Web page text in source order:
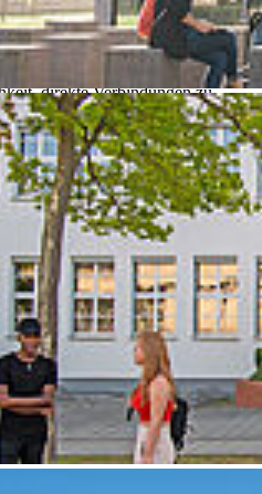
Absolventenbörse (SUPA) auf
Messe bietet rund 100 Ausstellern
direkte Verbindungen zu
Fachkräften herzustellen.
über interessante Themen und
Praktika-, Stellenangebote
vermitteln. Darüber hinaus gibt es
abschließend wird ab 17 Uhr auf
entgehen lassen? Dann schaut
21, 19 und 4 vorbei!
hier.